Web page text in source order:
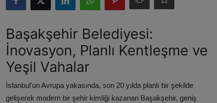
ŞİRKETLER
BELEDİYELER
Başakşehir Belediyesi:
İnovasyon, Planlı Kentleşme ve
Yeşil Vahalar
İstanbul'un Avrupa yakasında, son 20 yılda planlı bir şekilde
gelişerek modern bir şehir kimliği kazanan Başakşehir, geniş